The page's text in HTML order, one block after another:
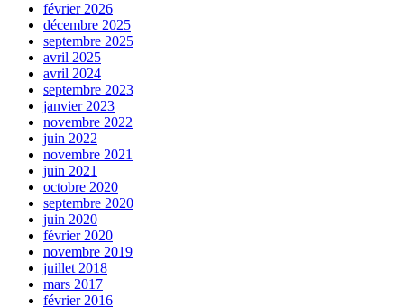
février 2026
décembre 2025
septembre 2025
avril 2025
avril 2024
septembre 2023
janvier 2023
novembre 2022
juin 2022
novembre 2021
juin 2021
octobre 2020
septembre 2020
juin 2020
février 2020
novembre 2019
juillet 2018
mars 2017
février 2016